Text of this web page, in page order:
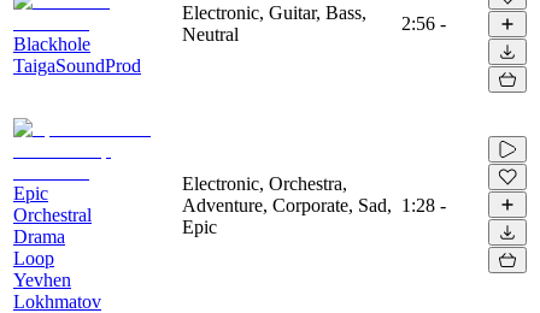
Blackhole
TaigaSoundProd
Electronic, Guitar, Bass,
Neutral
2:56 -
Epic
Orchestral
Drama
Loop
Yevhen
Lokhmatov
Electronic, Orchestra,
Adventure, Corporate, Sad,
Epic
1:28 -